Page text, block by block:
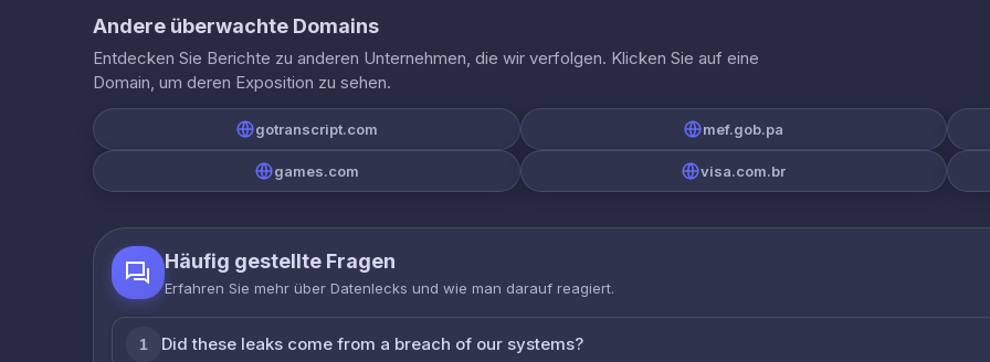
Andere überwachte Domains
Entdecken Sie Berichte zu anderen Unternehmen, die wir verfolgen. Klicken Sie auf eine
Domain, um deren Exposition zu sehen.
gotranscript.com mef.gob.pa
games.com visa.com.br
Häufig gestellte Fragen
Erfahren Sie mehr über Datenlecks und wie man darauf reagiert.
1 Did these leaks come from a breach of our systems?